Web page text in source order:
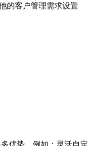
的客户管理需求设置
优势，例如：灵活自定